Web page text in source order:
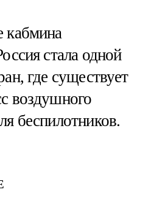
кабмина
стала одной
где существует
воздушного
беспилотников.